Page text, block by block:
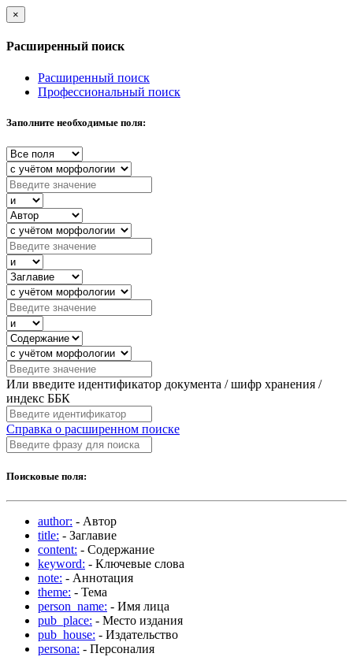
×
Расширенный поиск
Расширенный поиск
Профессиональный поиск
Заполните необходимые поля:
Или введите идентификатор документа / шифр хранения /
индекс ББК
Справка о расширенном поиске
Поисковые поля:
author: - Автор
title: - Заглавие
content: - Содержание
keyword: - Ключевые слова
note: - Аннотация
theme: - Тема
person_name: - Имя лица
pub_place: - Место издания
pub_house: - Издательство
persona: - Персоналия